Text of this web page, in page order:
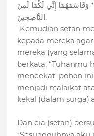
* وَقَاسَمَهُمَا إِنِّي لَكُمَا لَمِنَ
النَّاصِحِينَ.
"Kemudian setan
kepada mereka
mereka (yang
berkata, “Tuhanmu
mendekati pohon
menjadi malaikat
kekal (dalam
Dan dia (setan)